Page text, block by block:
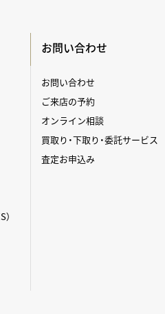
お問い合わせ
お問い合わせ
ご来店の予約
オンライン相談
買取り・下取り・委託サービス
査定お申込み